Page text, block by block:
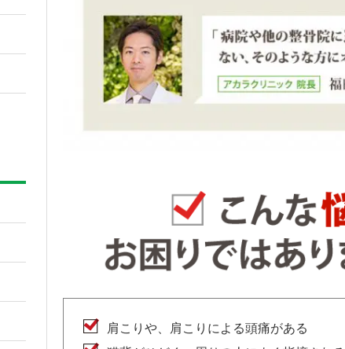
肩こりや、肩こりによる頭痛がある